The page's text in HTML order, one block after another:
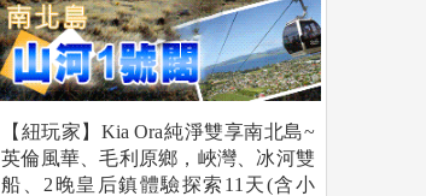
【紐玩家】Kia Ora純淨雙享南北島~
英倫風華、毛利原鄉，峽灣、冰河雙
船、2晚皇后鎮體驗探索11天(含小